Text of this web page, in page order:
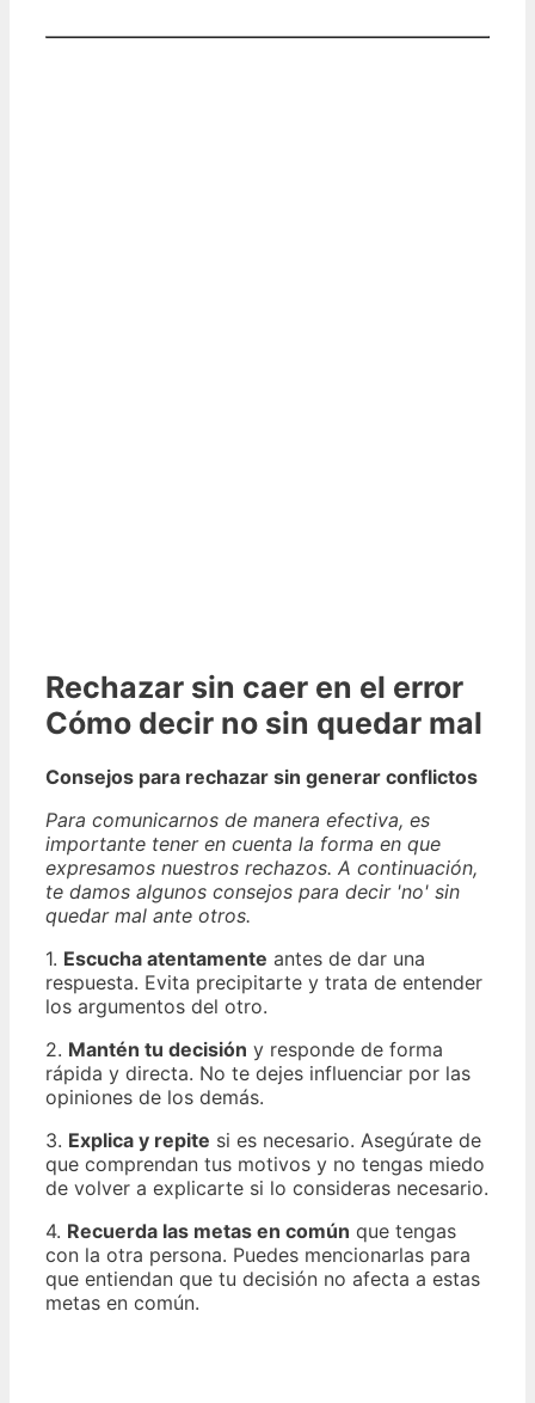
Rechazar sin caer en el error
Cómo decir no sin quedar mal
Consejos para rechazar sin generar conflictos
Para comunicarnos de manera efectiva, es
importante tener en cuenta la forma en que
expresamos nuestros rechazos. A continuación,
te damos algunos consejos para decir 'no' sin
quedar mal ante otros.
1. Escucha atentamente antes de dar una
respuesta. Evita precipitarte y trata de entender
los argumentos del otro.
2. Mantén tu decisión y responde de forma
rápida y directa. No te dejes influenciar por las
opiniones de los demás.
3. Explica y repite si es necesario. Asegúrate de
que comprendan tus motivos y no tengas miedo
de volver a explicarte si lo consideras necesario.
4. Recuerda las metas en común que tengas
con la otra persona. Puedes mencionarlas para
que entiendan que tu decisión no afecta a estas
metas en común.